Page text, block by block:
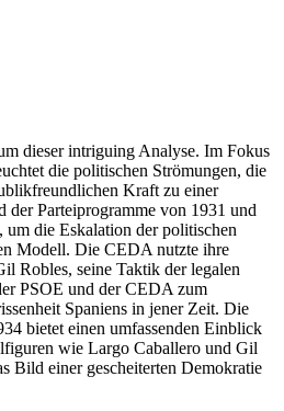
dieser intriguing Analyse. Im Fokus
die politischen Strömungen, die
Kraft zu einer
Parteiprogramme von 1931 und
die Eskalation der politischen
Modell. Die CEDA nutzte ihre
Robles, seine Taktik der legalen
PSOE und der CEDA zum
Spaniens in jener Zeit. Die
bietet einen umfassenden Einblick
wie Largo Caballero und Gil
Bild einer gescheiterten Demokratie